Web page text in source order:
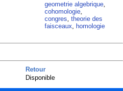
geometrie algebrique,
cohomologie,
congres,theorie des
faisceaux, homologie
Retour
Disponible